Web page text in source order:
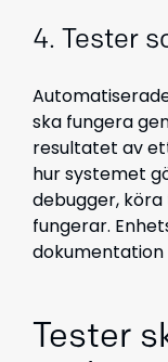
4. Tester
ska fungera
resultatet av
hur systemet
debugger,
fungerar.
Tester